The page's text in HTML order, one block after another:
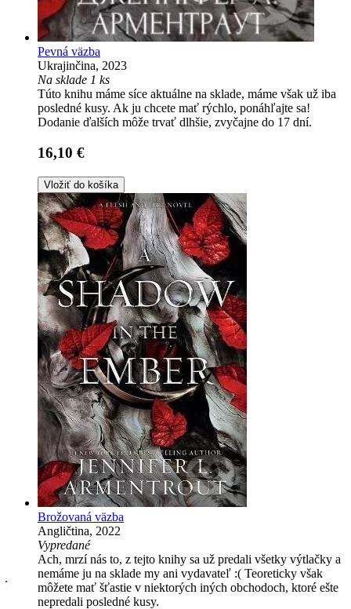
Pevná väzba
Ukrajinčina, 2023
Na sklade 1 ks
Túto knihu máme síce aktuálne na sklade, máme však už iba
posledné kusy. Ak ju chcete mať rýchlo, ponáhľajte sa!
Dodanie ďalších môže trvať dlhšie, zvyčajne do 17 dní.
16,10 €
Vložiť do košíka
Brožovaná väzba
Angličtina, 2022
Vypredané
Ach, mrzí nás to, z tejto knihy sa už predali všetky výtlačky a
nemáme ju na sklade my ani vydavateľ :( Teoreticky však
môžete mať šťastie v niektorých iných obchodoch, ktoré ešte
nepredali posledné kusy.